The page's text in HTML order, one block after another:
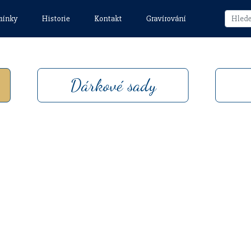
Historie Kontakt Gravírování
Dárkové sady